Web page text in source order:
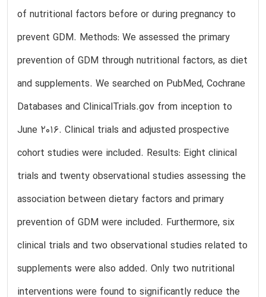
of nutritional factors before or during pregnancy to
prevent GDM. Methods: We assessed the primary
prevention of GDM through nutritional factors, as diet
and supplements. We searched on PubMed, Cochrane
Databases and ClinicalTrials.gov from inception to
June 2016. Clinical trials and adjusted prospective
cohort studies were included. Results: Eight clinical
trials and twenty observational studies assessing the
association between dietary factors and primary
prevention of GDM were included. Furthermore, six
clinical trials and two observational studies related to
supplements were also added. Only two nutritional
interventions were found to significantly reduce the